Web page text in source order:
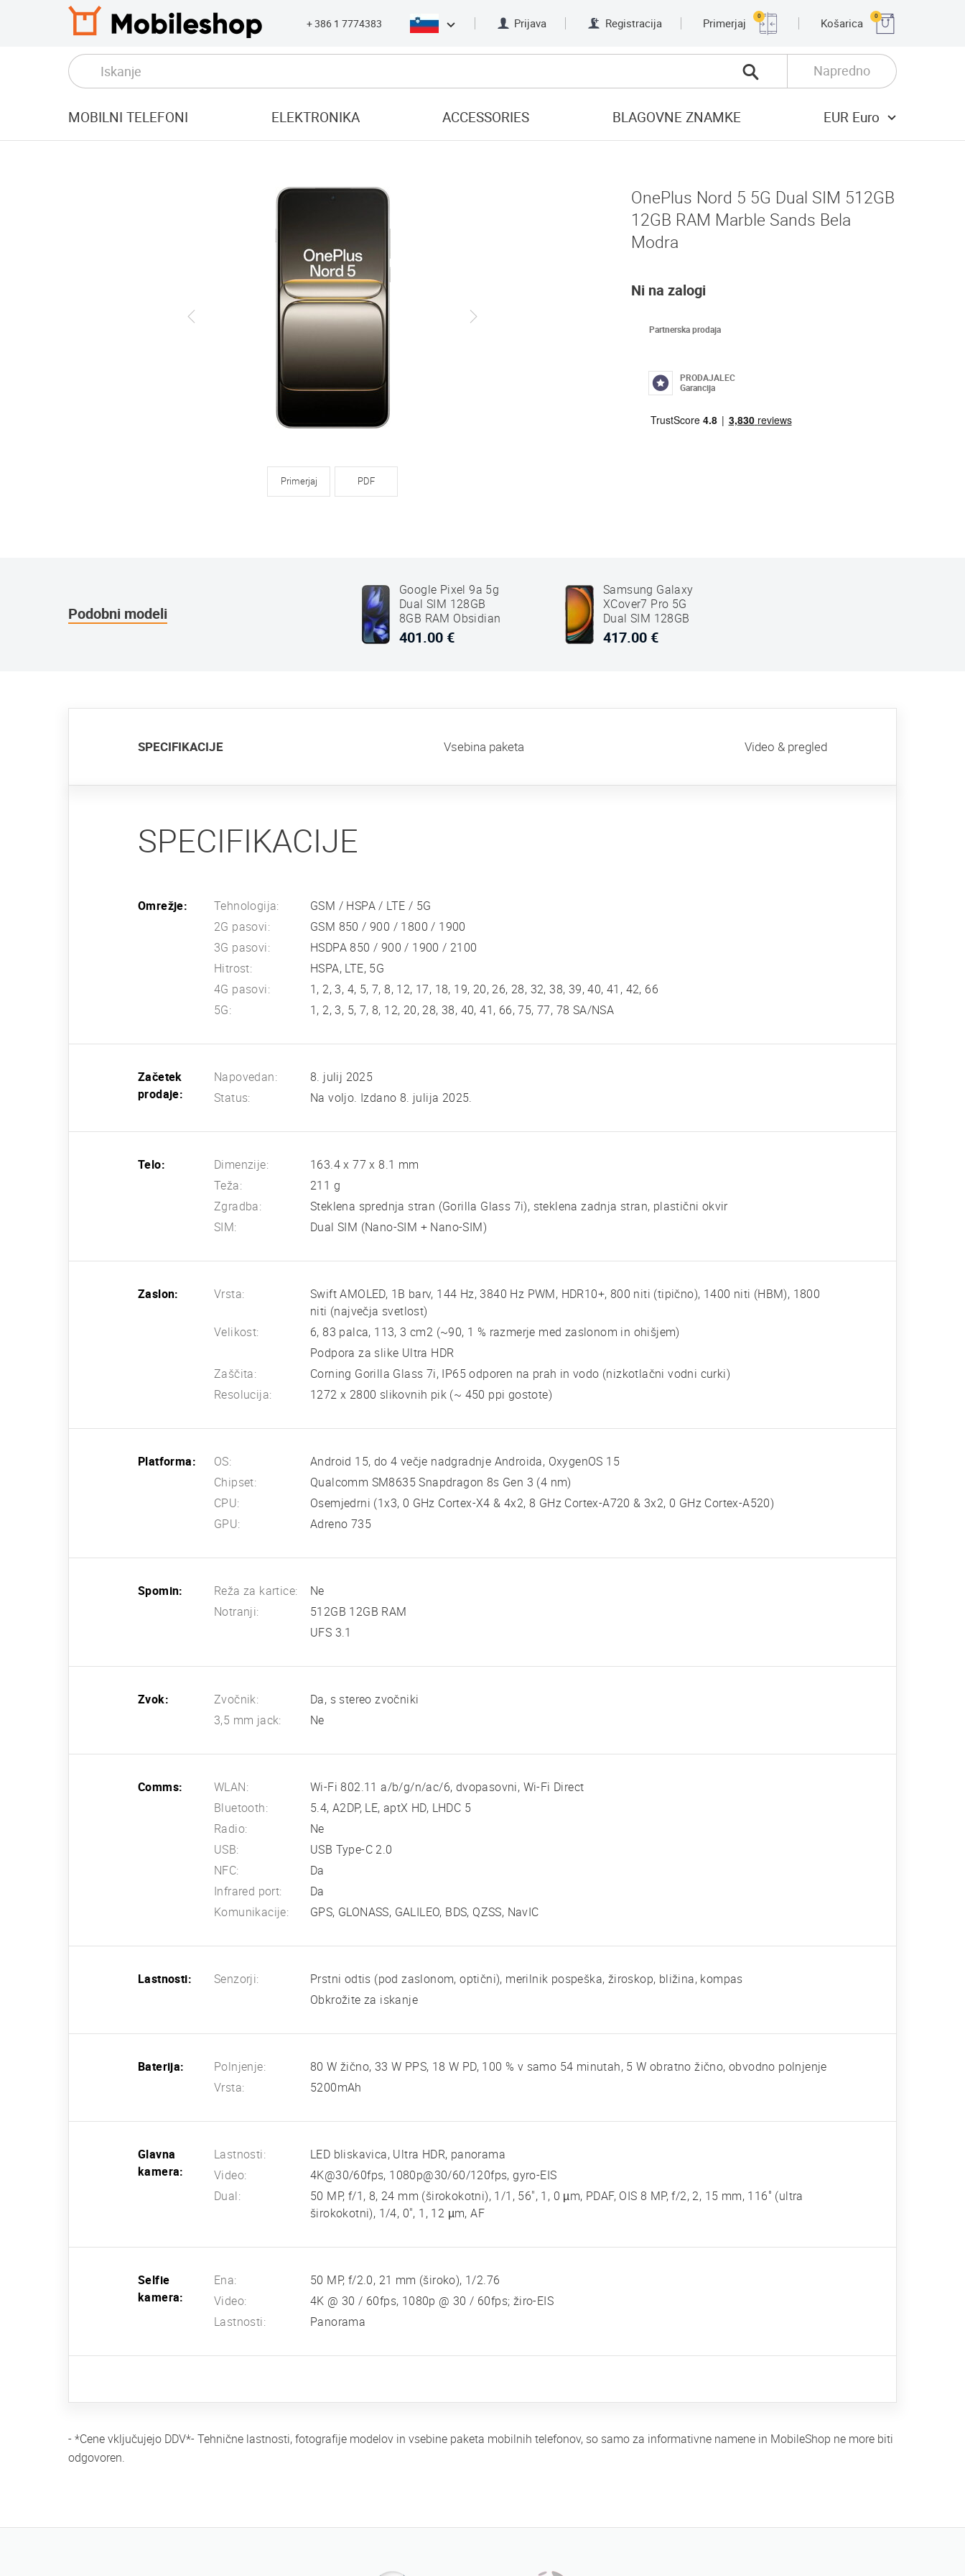
+ 386 1 7774383 Prijava Registracija Primerjaj
0
Košarica
0
Napredno
MOBILNI TELEFONI ELEKTRONIKA ACCESSORIES BLAGOVNE ZNAMKE EUR Euro
Primerjaj PDF
OnePlus Nord 5 5G Dual SIM 512GB
12GB RAM Marble Sands Bela
Modra
Ni na zalogi
Partnerska prodaja
PRODAJALEC
Garancija
Podobni modeli
Google Pixel 9a 5g
Dual SIM 128GB
8GB RAM Obsidian
Črna
401.00 €
Samsung Galaxy
XCover7 Pro 5G
Dual SIM 128GB
6GB RAM SM-G766
Črna
417.00 €
SPECIFIKACIJE Vsebina paketa Video & pregled
SPECIFIKACIJE
Omrežje: Tehnologija:
GSM / HSPA / LTE / 5G
2G pasovi:
GSM 850 / 900 / 1800 / 1900
3G pasovi:
HSDPA 850 / 900 / 1900 / 2100
Hitrost:
HSPA, LTE, 5G
4G pasovi:
1, 2, 3, 4, 5, 7, 8, 12, 17, 18, 19, 20, 26, 28, 32, 38, 39, 40, 41, 42, 66
5G:
1, 2, 3, 5, 7, 8, 12, 20, 28, 38, 40, 41, 66, 75, 77, 78 SA/NSA
Začetek
prodaje:
Napovedan:
8. julij 2025
Status:
Na voljo. Izdano 8. julija 2025.
Telo: Dimenzije:
163.4 x 77 x 8.1 mm
Teža:
211 g
Zgradba:
Steklena sprednja stran (Gorilla Glass 7i), steklena zadnja stran, plastični okvir
SIM:
Dual SIM (Nano-SIM + Nano-SIM)
Zaslon: Vrsta:
Swift AMOLED, 1B barv, 144 Hz, 3840 Hz PWM, HDR10+, 800 niti (tipično), 1400 niti (HBM), 1800
niti (največja svetlost)
Velikost:
6, 83 palca, 113, 3 cm2 (~90, 1 % razmerje med zaslonom in ohišjem)
Podpora za slike Ultra HDR
Zaščita:
Corning Gorilla Glass 7i, IP65 odporen na prah in vodo (nizkotlačni vodni curki)
Resolucija:
1272 x 2800 slikovnih pik (~ 450 ppi gostote)
Platforma: OS:
Android 15, do 4 večje nadgradnje Androida, OxygenOS 15
Chipset:
Qualcomm SM8635 Snapdragon 8s Gen 3 (4 nm)
CPU:
Osemjedrni (1x3, 0 GHz Cortex-X4 & 4x2, 8 GHz Cortex-A720 & 3x2, 0 GHz Cortex-A520)
GPU:
Adreno 735
Spomin: Reža za kartice:
Ne
Notranji:
512GB 12GB RAM
UFS 3.1
Zvok: Zvočnik:
Da, s stereo zvočniki
3,5 mm jack:
Ne
Comms: WLAN:
Wi-Fi 802.11 a/b/g/n/ac/6, dvopasovni, Wi-Fi Direct
Bluetooth:
5.4, A2DP, LE, aptX HD, LHDC 5
Radio:
Ne
USB:
USB Type-C 2.0
NFC:
Da
Infrared port:
Da
Komunikacije:
GPS, GLONASS, GALILEO, BDS, QZSS, NavIC
Lastnosti: Senzorji:
Prstni odtis (pod zaslonom, optični), merilnik pospeška, žiroskop, bližina, kompas
Obkrožite za iskanje
Baterija: Polnjenje:
80 W žično, 33 W PPS, 18 W PD, 100 % v samo 54 minutah, 5 W obratno žično, obvodno polnjenje
Vrsta:
5200mAh
Glavna
kamera:
Lastnosti:
LED bliskavica, Ultra HDR, panorama
Video:
4K@30/60fps, 1080p@30/60/120fps, gyro-EIS
Dual:
50 MP, f/1, 8, 24 mm (širokokotni), 1/1, 56", 1, 0 µm, PDAF, OIS 8 MP, f/2, 2, 15 mm, 116˚ (ultra
širokokotni), 1/4, 0", 1, 12 µm, AF
Selfie
kamera:
Ena:
50 MP, f/2.0, 21 mm (široko), 1/2.76
Video:
4K @ 30 / 60fps, 1080p @ 30 / 60fps; žiro-EIS
Lastnosti:
Panorama
- *Cene vključujejo DDV*- Tehnične lastnosti, fotografije modelov in vsebine paketa mobilnih telefonov, so samo za informativne namene in MobileShop ne more biti
odgovoren.